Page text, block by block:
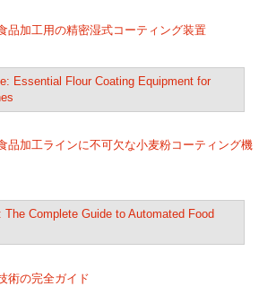
品加工用の精密湿式コーティング装置
品加工ラインに不可欠な小麦粉コーティング機
術の完全ガイド